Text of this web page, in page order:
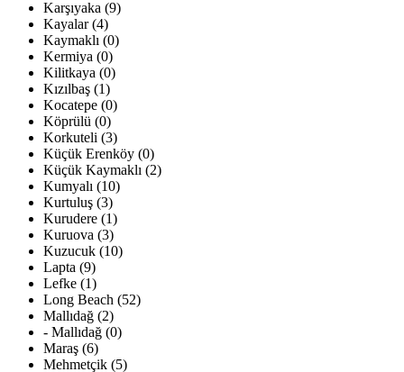
Karşıyaka (9)
Kayalar (4)
Kaymaklı (0)
Kermiya (0)
Kilitkaya (0)
Kızılbaş (1)
Kocatepe (0)
Köprülü (0)
Korkuteli (3)
Küçük Erenköy (0)
Küçük Kaymaklı (2)
Kumyalı (10)
Kurtuluş (3)
Kurudere (1)
Kuruova (3)
Kuzucuk (10)
Lapta (9)
Lefke (1)
Long Beach (52)
Mallıdağ (2)
- Mallıdağ (0)
Maraş (6)
Mehmetçik (5)